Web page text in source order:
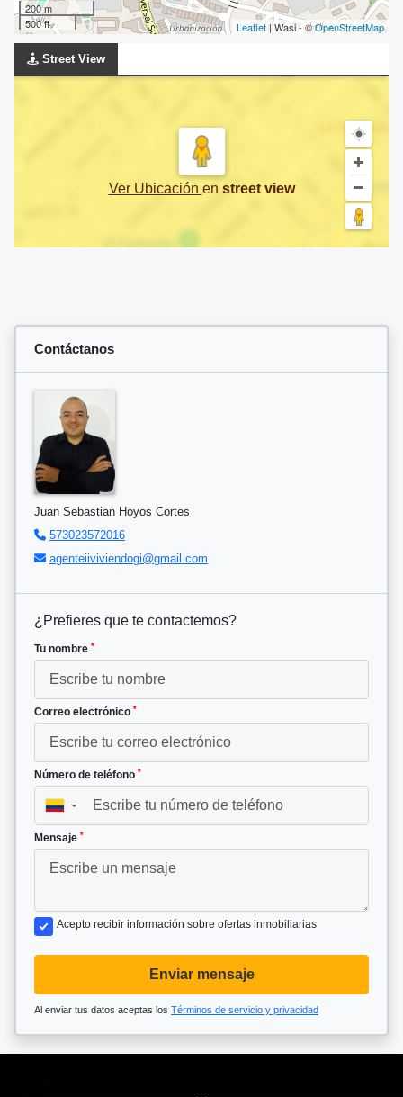
200 m
500 ft
Leaflet | Wasi - ©OpenStreetMap
Street View
Ver Ubicación en street view
Contáctanos
Juan Sebastian Hoyos Cortes
573023572016
agenteiiviviendogi@gmail.com
¿Prefieres que te contactemos?
Tu nombre *
Correo electrónico *
Número de teléfono *
▼
Mensaje *
Acepto recibir información sobre ofertas inmobiliarias
Enviar mensaje
Al enviar tus datos aceptas los Términos de servicio y privacidad